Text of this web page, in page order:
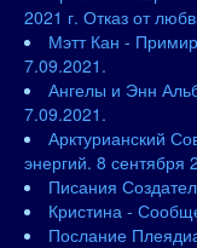
2021 г. Отказ от
Мэтт Кан -
7.09.2021.
Ангелы и Энн
7.09.2021.
Арктурианский
энергий. 8 сентября
Писания
Кристина -
Послание